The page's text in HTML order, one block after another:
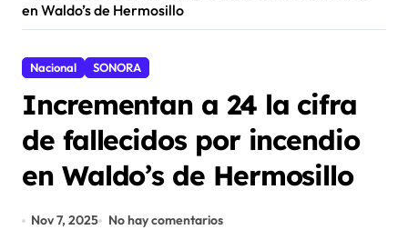
en Waldo’s de Hermosillo
Nacional SONORA
Incrementan a 24 la cifra
de fallecidos por incendio
en Waldo’s de Hermosillo
Nov 7, 2025 No hay comentarios